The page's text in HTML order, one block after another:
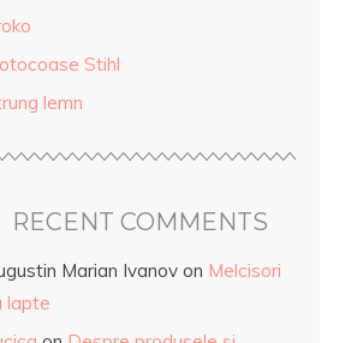
Stihl
lemn
RECENT COMMENTS
Marian Ivanov on Melcisori
lapte